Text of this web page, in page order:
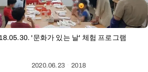
2018.05.30. '문화가 있는 날' 체험 프로그램
2020.06.23ㆍ2018